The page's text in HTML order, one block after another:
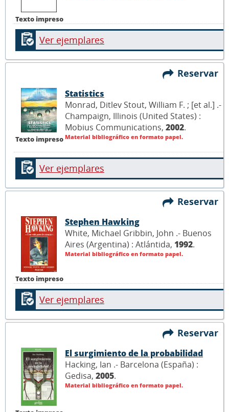
Texto impreso
Ver ejemplares
Reservar
Texto impreso
Statistics
Monrad, Ditlev Stout, William F. ; [et al.] .-
Champaign, Illinois (United States) :
Mobius Communications, 2002.
Material bibliográfico en formato papel.
Ver ejemplares
Reservar
Texto impreso
Stephen Hawking
White, Michael Gribbin, John .- Buenos
Aires (Argentina) : Atlántida, 1992.
Material bibliográfico en formato papel.
Ver ejemplares
Reservar
El surgimiento de la probabilidad
Hacking, Ian .- Barcelona (España) :
Gedisa, 2005.
Material bibliográfico en formato papel.